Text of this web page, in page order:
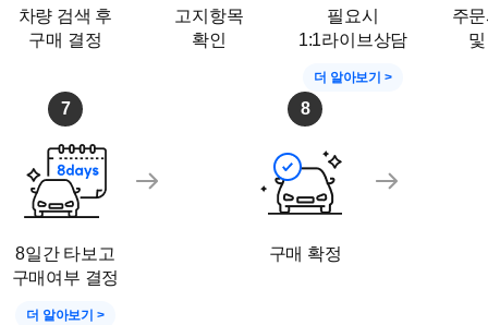
차량 검색 후
구매 결정
고지항목
확인
필요시
1:1라이브상담
더 알아보기 >
주
7
8일간 타보고
구매여부 결정
더 알아보기 >
8
구매 확정